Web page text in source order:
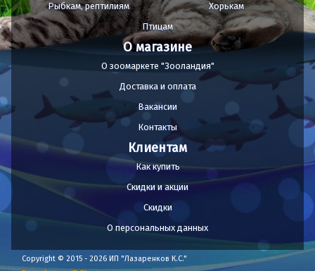
Рыбкам, рептилиям
Хорькам
Птицам
О магазине
О зоомаркете "Зооландия"
Доставка и оплата
Вакансии
Контакты
Клиентам
Как купить
Скидки и акции
Скидки
О персональных данных
Copyright © 2015 - 2026 ИП "Лазаренков К.С."